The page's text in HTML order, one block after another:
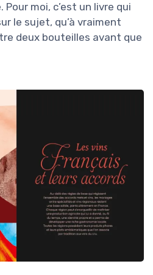
moi, c’est un livre qui
le sujet, qu’à vraiment
deux bouteilles avant que